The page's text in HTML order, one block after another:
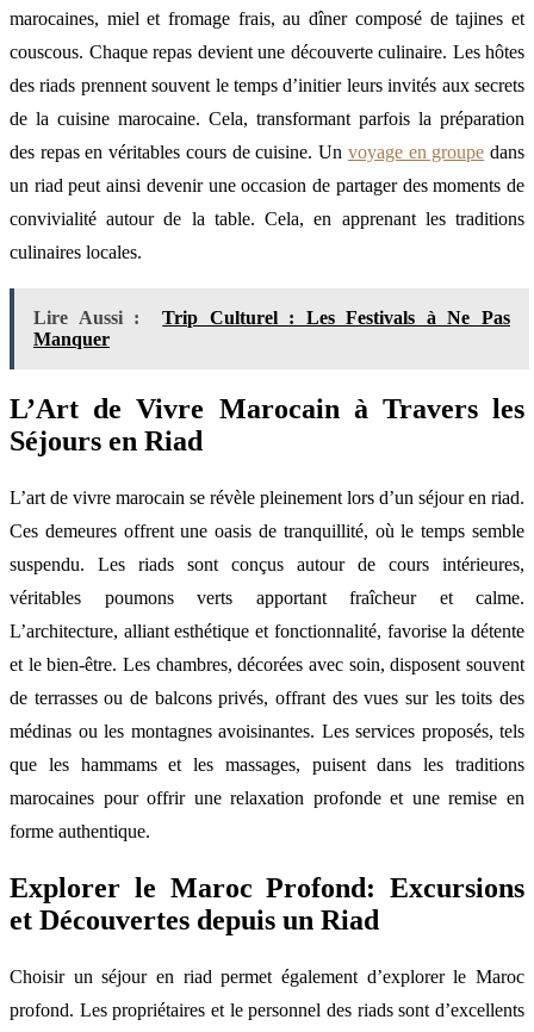
marocaines, miel et fromage frais, au dîner composé de tajines et
couscous. Chaque repas devient une découverte culinaire. Les hôtes
des riads prennent souvent le temps d’initier leurs invités aux secrets
de la cuisine marocaine. Cela, transformant parfois la préparation
des repas en véritables cours de cuisine. Un voyage en groupe dans
un riad peut ainsi devenir une occasion de partager des moments de
convivialité autour de la table. Cela, en apprenant les traditions
culinaires locales.
Lire Aussi :
Trip Culturel : Les Festivals à Ne Pas
Manquer
L’Art de Vivre Marocain à Travers les
Séjours en Riad
L’art de vivre marocain se révèle pleinement lors d’un séjour en riad.
Ces demeures offrent une oasis de tranquillité, où le temps semble
suspendu. Les riads sont conçus autour de cours intérieures,
véritables poumons verts apportant fraîcheur et calme.
L’architecture, alliant esthétique et fonctionnalité, favorise la détente
et le bien-être. Les chambres, décorées avec soin, disposent souvent
de terrasses ou de balcons privés, offrant des vues sur les toits des
médinas ou les montagnes avoisinantes. Les services proposés, tels
que les hammams et les massages, puisent dans les traditions
marocaines pour offrir une relaxation profonde et une remise en
forme authentique.
Explorer le Maroc Profond: Excursions
et Découvertes depuis un Riad
Choisir un séjour en riad permet également d’explorer le Maroc
profond. Les propriétaires et le personnel des riads sont d’excellents